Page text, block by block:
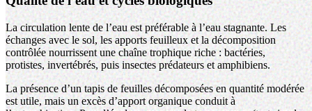
La circulation lente de l’eau est préférable à l’eau stagnante. Les
échanges avec le sol, les apports feuilleux et la décomposition
contrôlée nourrissent une chaîne trophique riche : bactéries,
protistes, invertébrés, puis insectes prédateurs et amphibiens.
La présence d’un tapis de feuilles décomposées en quantité modérée
est utile, mais un excès d’apport organique conduit à